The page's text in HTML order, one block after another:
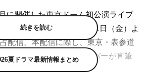
に開催した東京ドーム初公演ライブ
TOKYO DOME』が、3月31日（金）よ
配信。本配信に際し、東京・表参道
ルボードにKing Gnuメンバーが直筆
。
続きを読む
夏ドラマ最新情報まとめ